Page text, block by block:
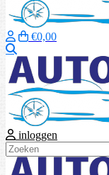
€0,00
inloggen